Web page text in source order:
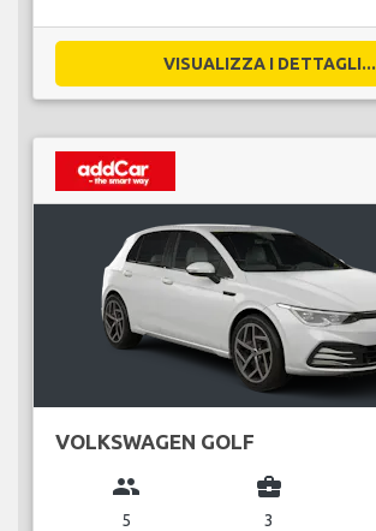
VISUALIZZA I DETTAGLI...
VOLKSWAGEN GOLF
group
5
business_center
3